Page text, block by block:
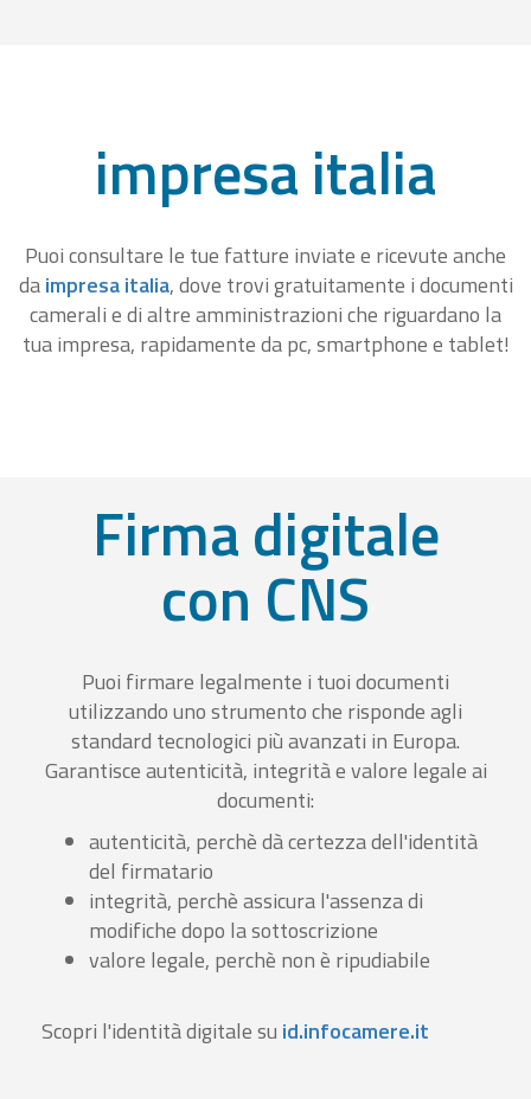
impresa italia
Puoi consultare le tue fatture inviate e ricevute anche
daimpresa italia, dove trovi gratuitamente i documenti
camerali e di altre amministrazioni che riguardano la
tua impresa, rapidamente da pc, smartphone e tablet!
Firma digitale
con CNS
Puoi firmare legalmente i tuoi documenti
utilizzando uno strumento che risponde agli
standard tecnologici più avanzati in Europa.
Garantisce autenticità, integrità e valore legale ai
documenti:
autenticità, perchè dà certezza dell'identità
del firmatario
integrità, perchè assicura l'assenza di
modifiche dopo la sottoscrizione
valore legale, perchè non è ripudiabile
Scopri l'identità digitale su id.infocamere.it